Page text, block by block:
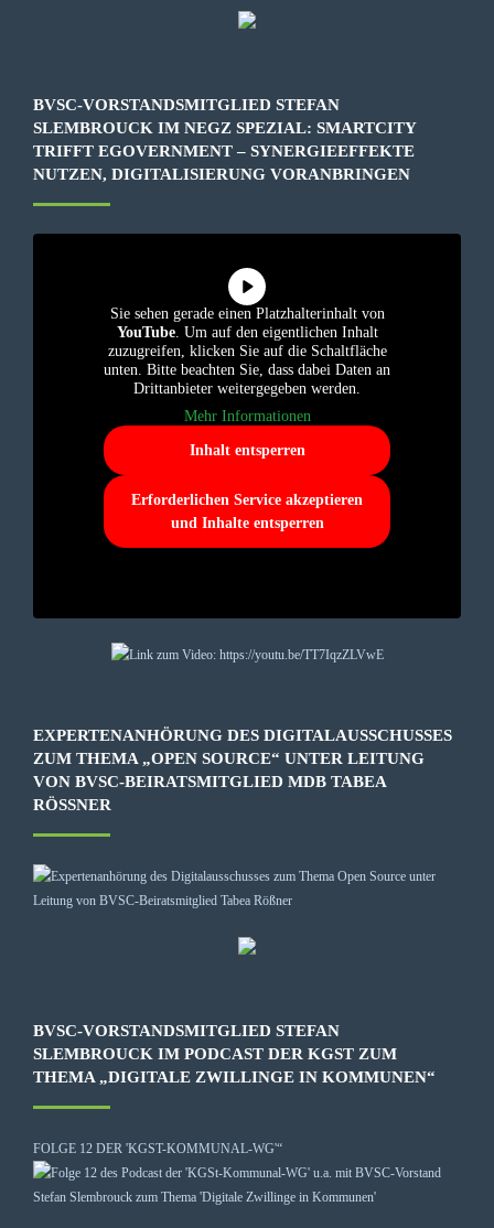
BVSC-VORSTANDSMITGLIED STEFAN
SLEMBROUCK IM NEGZ SPEZIAL: SMARTCITY
TRIFFT EGOVERNMENT – SYNERGIEEFFEKTE
NUTZEN, DIGITALISIERUNG VORANBRINGEN
Sie sehen gerade einen Platzhalterinhalt von
YouTube. Um auf den eigentlichen Inhalt
zuzugreifen, klicken Sie auf die Schaltfläche
unten. Bitte beachten Sie, dass dabei Daten an
Drittanbieter weitergegeben werden.
Mehr Informationen
Inhalt entsperren
Erforderlichen Service akzeptieren
und Inhalte entsperren
EXPERTENANHÖRUNG DES DIGITALAUSSCHUSSES
ZUM THEMA „OPEN SOURCE“ UNTER LEITUNG
VON BVSC-BEIRATSMITGLIED MDB TABEA
RÖSSNER
BVSC-VORSTANDSMITGLIED STEFAN
SLEMBROUCK IM PODCAST DER KGST ZUM
THEMA „DIGITALE ZWILLINGE IN KOMMUNEN“
FOLGE 12 DER 'KGST-KOMMUNAL-WG'“